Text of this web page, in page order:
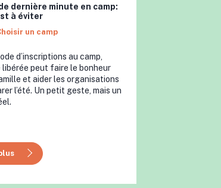
dernière minute en camp:
à éviter
un camp
d’inscriptions au camp,
libérée peut faire le bonheur
et aider les organisations
l’été. Un petit geste, mais un